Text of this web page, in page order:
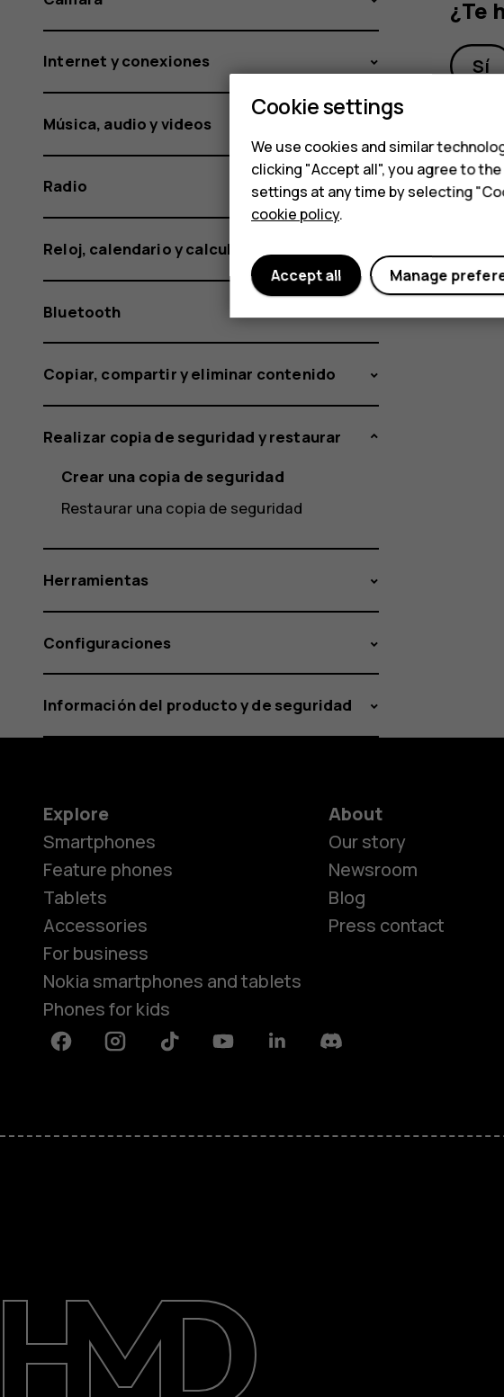
Support
International
¿Te
Sí
Internet y conexiones
Música, audio y videos
Radio
Reloj, calendario y calculadora
Bluetooth
Copiar, compartir y eliminar contenido
Realizar copia de seguridad y restaurar
Crear una copia de seguridad
Restaurar una copia de seguridad
Herramientas
Configuraciones
Información del producto y de seguridad
Explore
Smartphones
Feature phones
Tablets
Accessories
For business
Nokia smartphones and tablets
Phones for kids
About
Our story
Newsroom
Blog
Press contact
FacebookInstagramTiktok YoutubeLinkedinDiscord
Cookie settings
We use cookies and similar
clicking "Accept all", you agree to
settings at any time by selecting
cookie policy.
Manage
Accept all